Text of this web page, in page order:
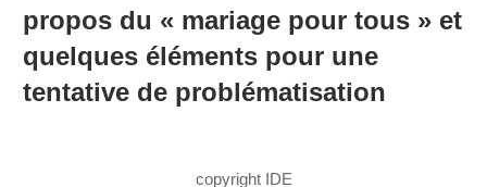
propos du « mariage pour tous » et
quelques éléments pour une
tentative de problématisation
copyright IDE